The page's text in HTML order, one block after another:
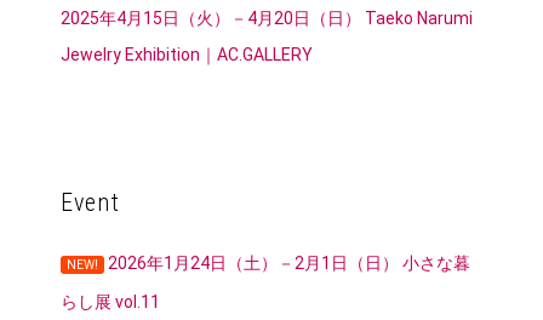
2025年4月15日（火）－4月20日（日） Taeko Narumi
Jewelry Exhibition｜AC.GALLERY
Event
NEW!
2026年1月24日（土）－2月1日（日） 小さな暮
らし展 vol.11